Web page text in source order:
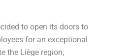
to open its doors to
for an exceptional
the Liège region,